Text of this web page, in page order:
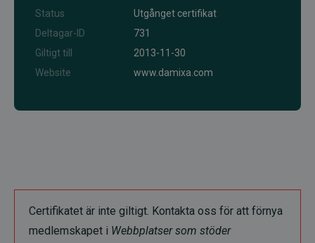
Status
Utgånget certifikat
Deltagar-ID
731
Giltigt till
2013-11-30
Website
www.damixa.com
Certifikatet är inte giltigt. Kontakta oss för att förnya
medlemskapet i Webbplatser som stöder